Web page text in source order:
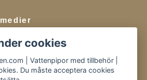
cookies
| Vattenpipor med tillbehör |
Du måste acceptera cookies